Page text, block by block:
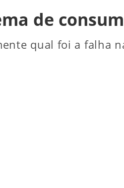
de
qual foi a falha